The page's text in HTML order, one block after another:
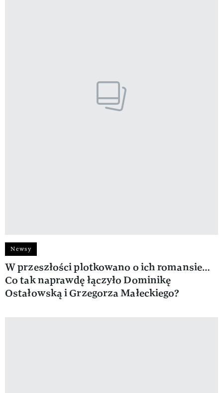
Newsy
W przeszłości plotkowano o ich romansie…
Co tak naprawdę łączyło Dominikę
Ostałowską i Grzegorza Małeckiego?